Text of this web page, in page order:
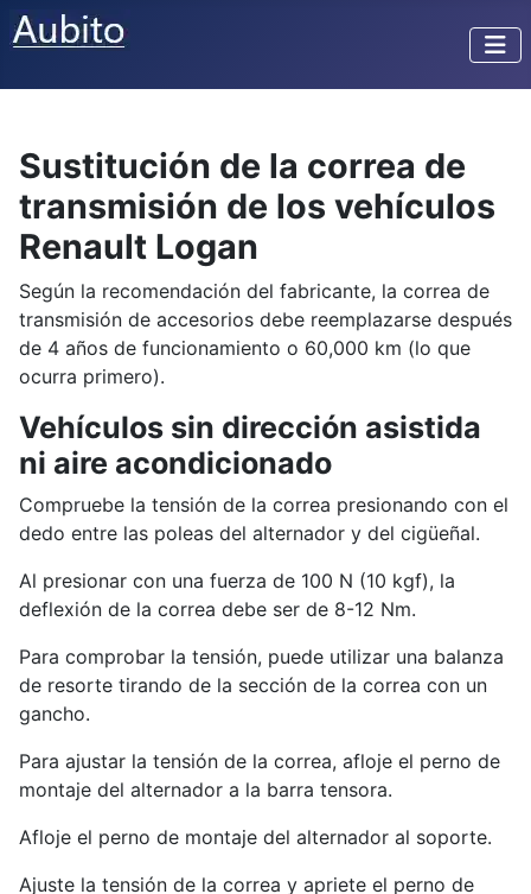
Sustitución de la correa de
transmisión de los vehículos
Renault Logan
Según la recomendación del fabricante, la correa de
transmisión de accesorios debe reemplazarse después
de 4 años de funcionamiento o 60,000 km (lo que
ocurra primero).
Vehículos sin dirección asistida
ni aire acondicionado
Compruebe la tensión de la correa presionando con el
dedo entre las poleas del alternador y del cigüeñal.
Al presionar con una fuerza de 100 N (10 kgf), la
deflexión de la correa debe ser de 8-12 Nm.
Para comprobar la tensión, puede utilizar una balanza
de resorte tirando de la sección de la correa con un
gancho.
Para ajustar la tensión de la correa, afloje el perno de
montaje del alternador a la barra tensora.
Afloje el perno de montaje del alternador al soporte.
Ajuste la tensión de la correa y apriete el perno de